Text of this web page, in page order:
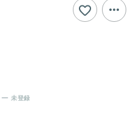
未登録